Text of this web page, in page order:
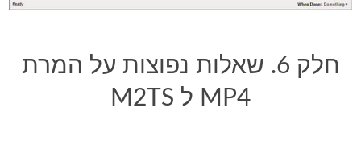
חלק 6. שאלות נפוצות על המרת
M2TS ל MP4